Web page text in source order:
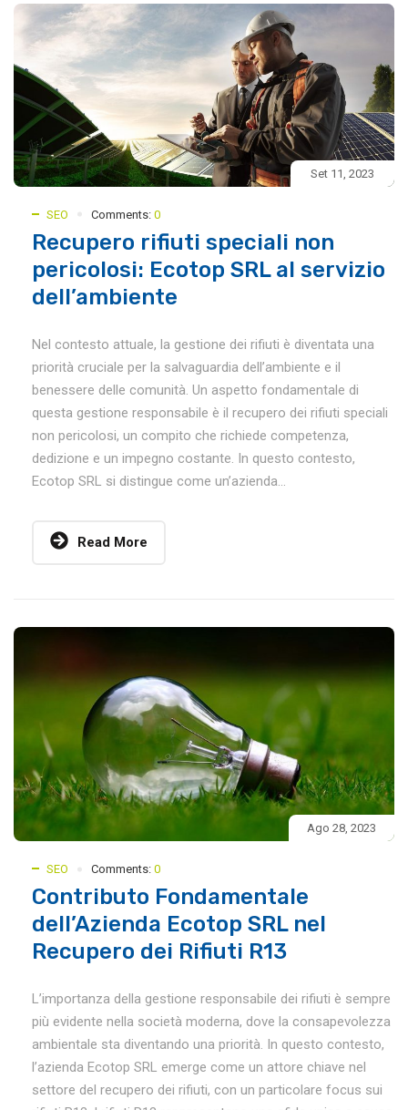
Set 11, 2023
SEO Comments: 0
Recupero rifiuti speciali non
pericolosi: Ecotop SRL al servizio
dell’ambiente
Nel contesto attuale, la gestione dei rifiuti è diventata una
priorità cruciale per la salvaguardia dell’ambiente e il
benessere delle comunità. Un aspetto fondamentale di
questa gestione responsabile è il recupero dei rifiuti speciali
non pericolosi, un compito che richiede competenza,
dedizione e un impegno costante. In questo contesto,
Ecotop SRL si distingue come un’azienda...
Read More
Ago 28, 2023
SEO Comments: 0
Contributo Fondamentale
dell’Azienda Ecotop SRL nel
Recupero dei Rifiuti R13
L’importanza della gestione responsabile dei rifiuti è sempre
più evidente nella società moderna, dove la consapevolezza
ambientale sta diventando una priorità. In questo contesto,
l’azienda Ecotop SRL emerge come un attore chiave nel
settore del recupero dei rifiuti, con un particolare focus sui